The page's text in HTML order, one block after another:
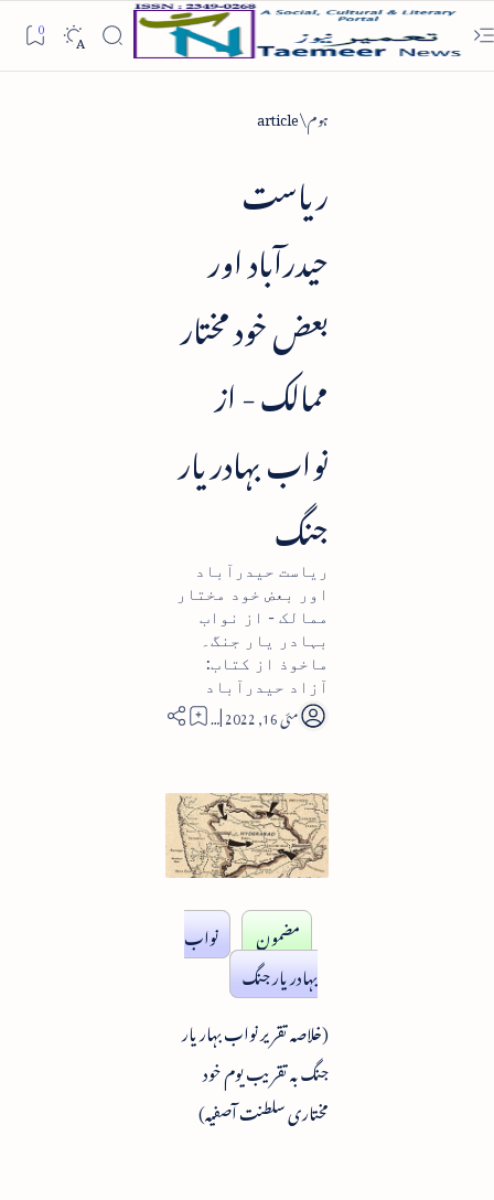
ہوم article
ریاست
حیدرآباد اور
بعض خود مختار
ممالک - از
نواب بہادر یار
جنگ
ریاست حیدرآباد
اور بعض خود مختار
ممالک - از نواب
بہادر یار جنگ۔
ماخوذ از کتاب:
آزاد حیدرآباد
20
مضمون
نواب
بہادر یار جنگ
(خلاصہ تقریر نواب بہار یار
جنگ بہ تقریب یوم خود
مختاری سلطنت آصفیہ)